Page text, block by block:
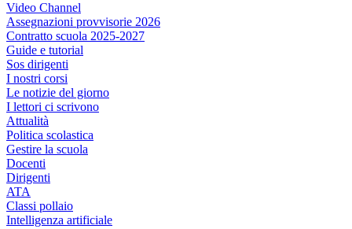
Video Channel
Assegnazioni provvisorie 2026
Contratto scuola 2025-2027
Guide e tutorial
Sos dirigenti
I nostri corsi
Le notizie del giorno
I lettori ci scrivono
Attualità
Politica scolastica
Gestire la scuola
Docenti
Dirigenti
ATA
Classi pollaio
Intelligenza artificiale